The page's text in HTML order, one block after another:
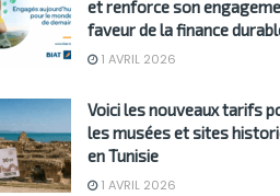
et renforce son
faveur de la finance
1 AVRIL 2026
Voici les nouveaux tarifs
les musées et sites
en Tunisie
1 AVRIL 2026